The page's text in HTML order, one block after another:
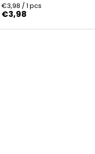
€3,98
Precio
de
medida:
€3,98 / 1 pcs